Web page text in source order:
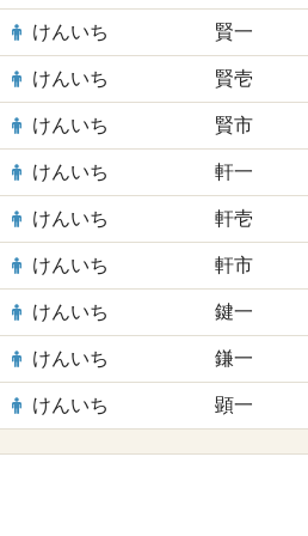
けんいち 賢一
けんいち 賢壱
けんいち 賢市
けんいち 軒一
けんいち 軒壱
けんいち 軒市
けんいち 鍵一
けんいち 鎌一
けんいち 顕一